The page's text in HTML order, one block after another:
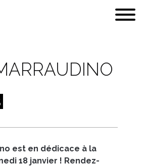
est en dédicace à la
18 janvier ! Rendez-